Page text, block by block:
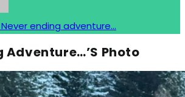
ending adventure...
Adventure…’s Photo